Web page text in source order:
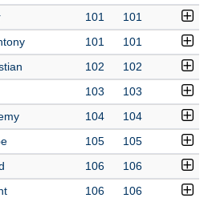
101 101
101 101
102 102
103 103
104 104
105 105
106 106
106 106